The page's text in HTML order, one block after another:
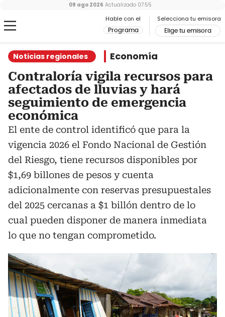
Hable con el
Programa
Selecciona tu emisora
Elige tu emisora
09 ago 2026 Actualizado 07:55
Noticias regionales Economía
Contraloría vigila recursos para
afectados de lluvias y hará
seguimiento de emergencia
económica
El ente de control identificó que para la
vigencia 2026 el Fondo Nacional de Gestión
del Riesgo, tiene recursos disponibles por
$1,69 billones de pesos y cuenta
adicionalmente con reservas presupuestales
del 2025 cercanas a $1 billón dentro de lo
cual pueden disponer de manera inmediata
lo que no tengan comprometido.